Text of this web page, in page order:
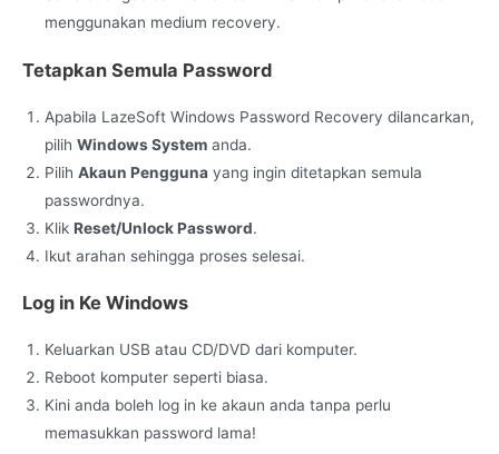
menggunakan medium recovery.
Tetapkan Semula Password
Apabila LazeSoft Windows Password Recovery dilancarkan,
pilih Windows System anda.
Pilih Akaun Pengguna yang ingin ditetapkan semula
passwordnya.
Klik Reset/Unlock Password.
Ikut arahan sehingga proses selesai.
Log in Ke Windows
Keluarkan USB atau CD/DVD dari komputer.
Reboot komputer seperti biasa.
Kini anda boleh log in ke akaun anda tanpa perlu
memasukkan password lama!